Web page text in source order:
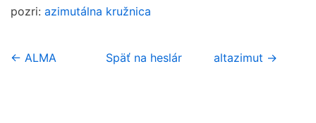
pozri: azimutálna kružnica
← ALMA Späť na heslár altazimut →